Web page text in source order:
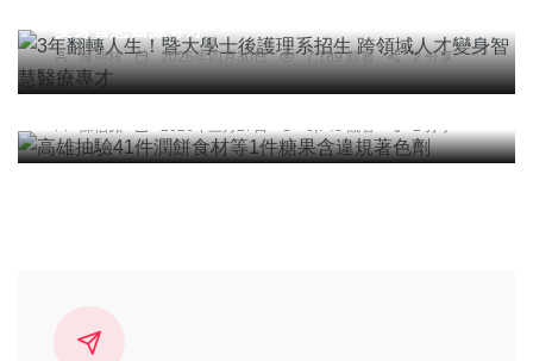
陳朝枝 2026年四月30日 7,189 觀看 2 分享
綜合新聞
高雄抽驗41件潤餅食材等1件糖果含違規著色劑
陳信銘 2026年三月27日 6,748 觀看 2 分享